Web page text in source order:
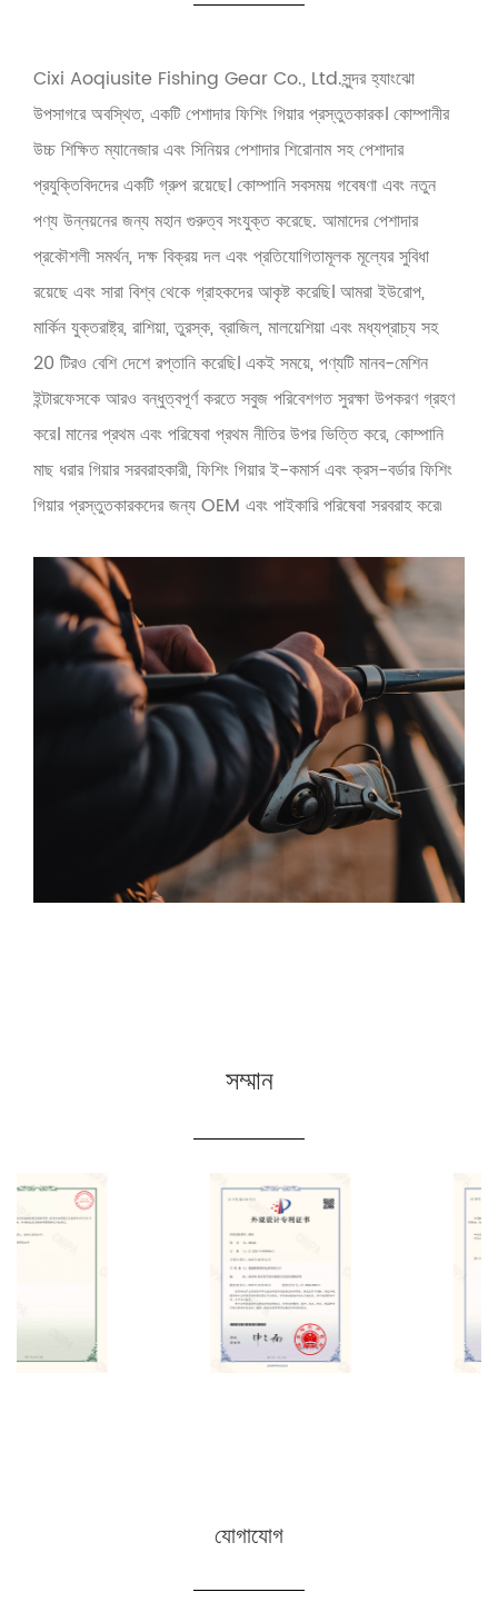
Cixi Aoqiusite Fishing Gear Co., Ltd.সুন্দর হ্যাংঝো
উপসাগরে অবস্থিত, একটি পেশাদার ফিশিং গিয়ার প্রস্তুতকারক। কোম্পানীর
উচ্চ শিক্ষিত ম্যানেজার এবং সিনিয়র পেশাদার শিরোনাম সহ পেশাদার
প্রযুক্তিবিদদের একটি গ্রুপ রয়েছে। কোম্পানি সবসময় গবেষণা এবং নতুন
পণ্য উন্নয়নের জন্য মহান গুরুত্ব সংযুক্ত করেছে. আমাদের পেশাদার
প্রকৌশলী সমর্থন, দক্ষ বিক্রয় দল এবং প্রতিযোগিতামূলক মূল্যের সুবিধা
রয়েছে এবং সারা বিশ্ব থেকে গ্রাহকদের আকৃষ্ট করেছি। আমরা ইউরোপ,
মার্কিন যুক্তরাষ্ট্র, রাশিয়া, তুরস্ক, ব্রাজিল, মালয়েশিয়া এবং মধ্যপ্রাচ্য সহ
20 টিরও বেশি দেশে রপ্তানি করেছি। একই সময়ে, পণ্যটি মানব-মেশিন
ইন্টারফেসকে আরও বন্ধুত্বপূর্ণ করতে সবুজ পরিবেশগত সুরক্ষা উপকরণ গ্রহণ
করে। মানের প্রথম এবং পরিষেবা প্রথম নীতির উপর ভিত্তি করে, কোম্পানি
মাছ ধরার গিয়ার সরবরাহকারী, ফিশিং গিয়ার ই-কমার্স এবং ক্রস-বর্ডার ফিশিং
গিয়ার প্রস্তুতকারকদের জন্য OEM এবং পাইকারি পরিষেবা সরবরাহ করে৷
সম্মান
যোগাযোগ